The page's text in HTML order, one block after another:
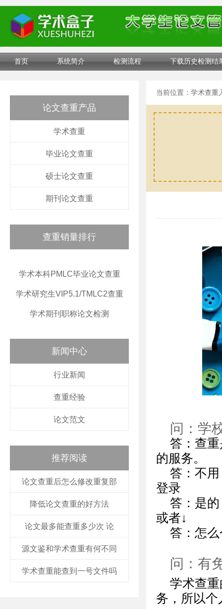
首页 系统简介 检测流程 下载历史检测结
论文查重产品
学术查重
毕业论文查重
硕士论文查重
期刊论文查重
查重销量排行
学术本科PMLC毕业论文查重
学术研究生VIP5.1/TMLC2查重
学术期刊职称论文检测
新闻中心
行业新闻
查重经验
论文范文
推荐阅读
论文查重后怎么修改重复部
降低论文查重的好方法
论文最多能查重多少次 论
源文鉴和学术查重有何不同
学术查重能查到一号文件吗
当前位置： 学术查重
问：学
答：查
的服务。
答：不
登录
答：是
或者↓
答：怎
问：有
学术查
务，所以